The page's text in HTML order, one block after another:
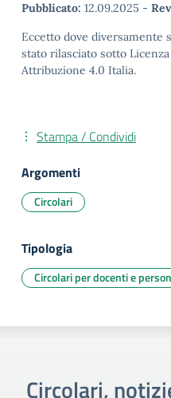
Pubblicato: 12.09.2025 -
Eccetto dove diversamente
stato rilasciato sotto
Attribuzione 4.0 Italia.
Stampa / Condividi
Argomenti
Circolari
Tipologia
Circolari per docenti e
Circolari,